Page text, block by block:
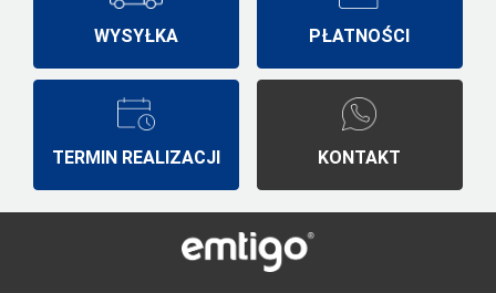
WYSYŁKA PŁATNOŚCI
TERMIN REALIZACJI KONTAKT